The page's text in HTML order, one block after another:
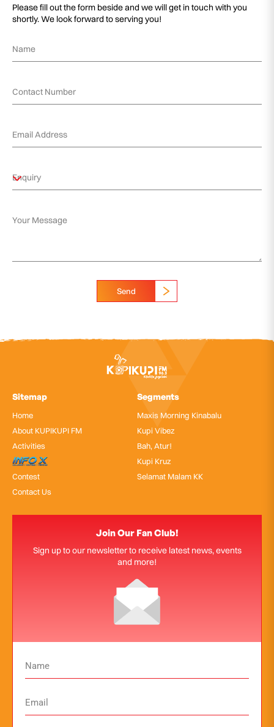
Please fill out the form beside and we will get in touch with you
shortly. We look forward to serving you!
Send
Sitemap
Home
About KUPIKUPI FM
Activities
InfoX
Contest
Contact Us
Segments
Maxis Morning Kinabalu
Kupi Vibez
Bah, Atur!
Kupi Kruz
Selamat Malam KK
Join Our Fan Club!
Sign up to our newsletter to receive latest news, events
and more!